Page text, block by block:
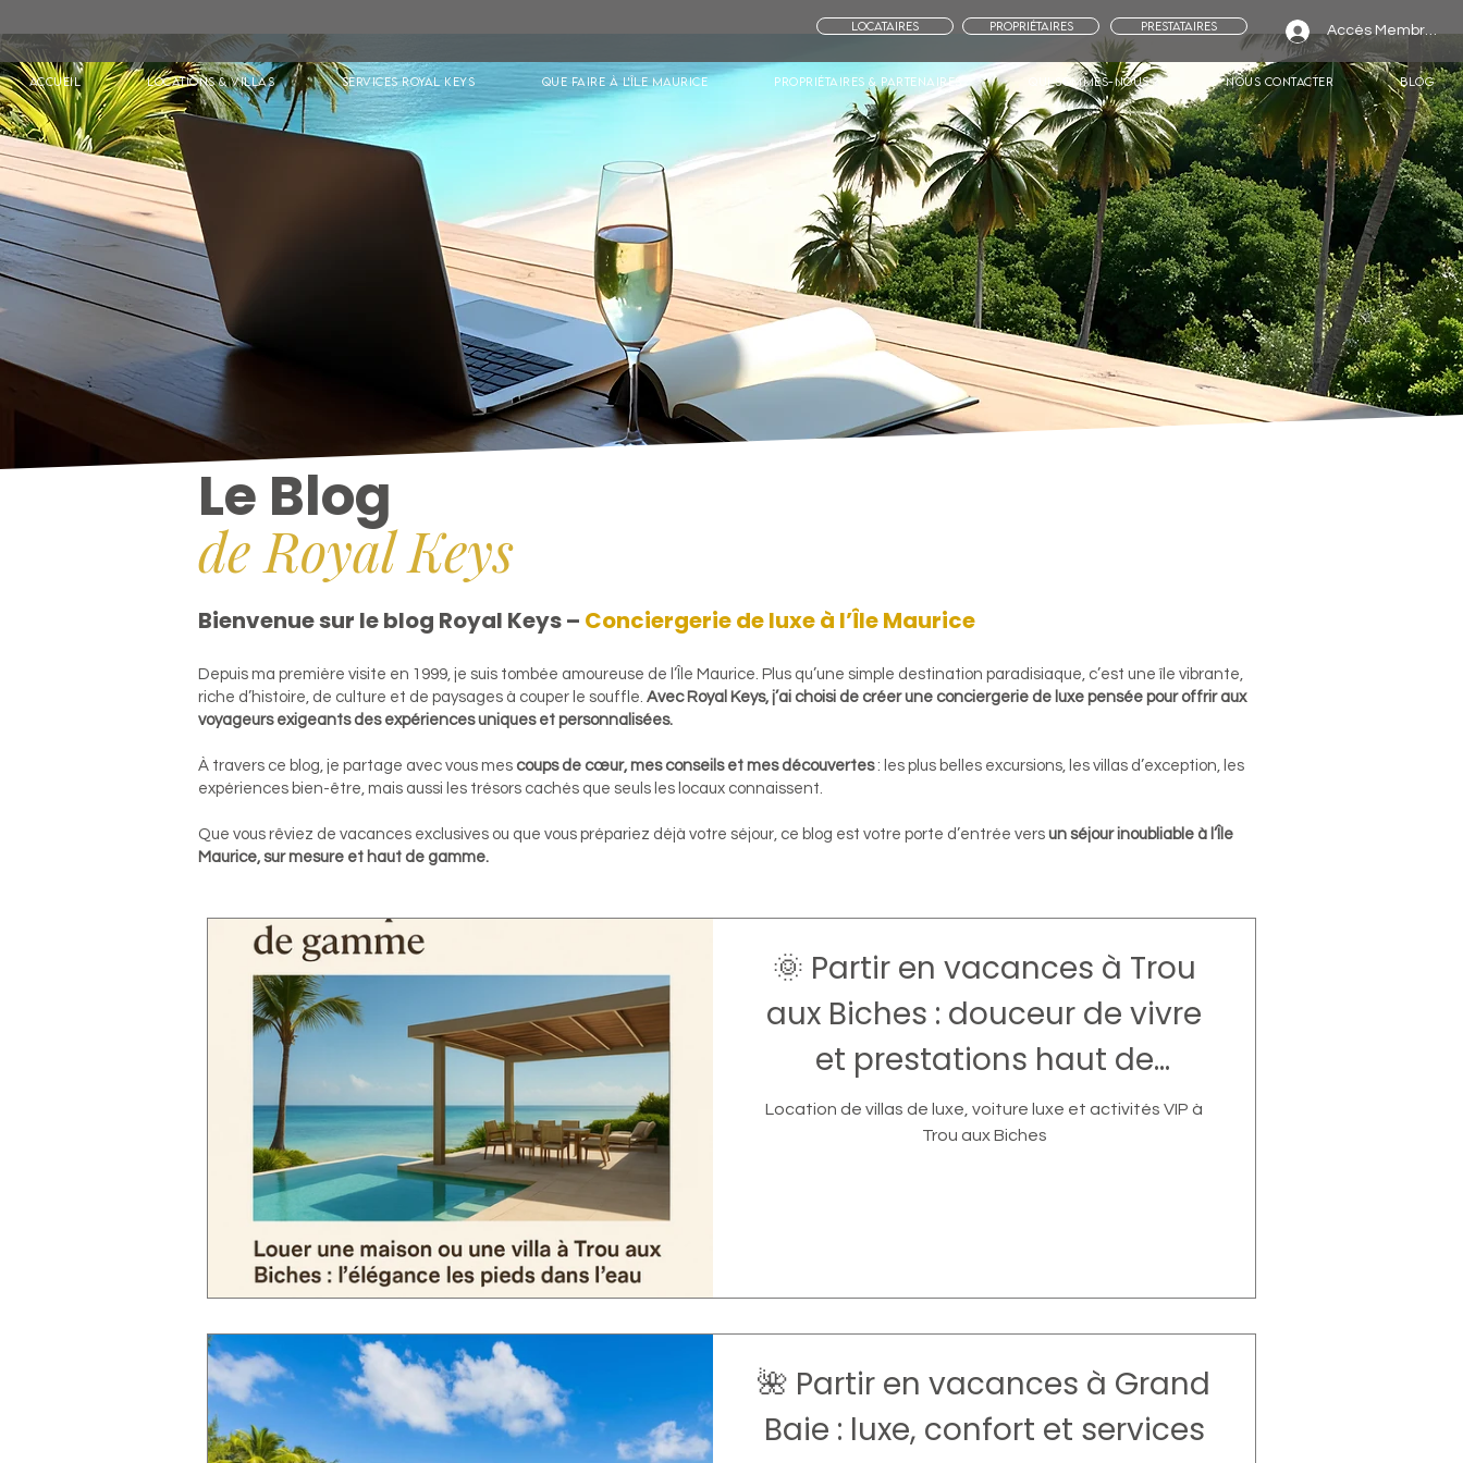
Locataires Propriétaires Prestataires Accès Membres
Accueil Locations & Villas Services Royal Keys Que faire à l'île Maurice Propriétaires & Partenaires Qui sommes-nous ? Nous contacter Blog
Le Blog
de Royal Keys
Bienvenue sur le blog Royal Keys – Conciergerie de luxe à l’Île Maurice
​Depuis ma première visite en 1999, je suis tombée amoureuse de l’Île Maurice. Plus qu’une simple destination paradisiaque, c’est une île vibrante,
riche d’histoire, de culture et de paysages à couper le souffle. Avec Royal Keys, j’ai choisi de créer une conciergerie de luxe pensée pour offrir aux
voyageurs exigeants des expériences uniques et personnalisées.
À travers ce blog, je partage avec vous mes coups de cœur, mes conseils et mes découvertes: les plus belles excursions, les villas d’exception, les
expériences bien-être, mais aussi les trésors cachés que seuls les locaux connaissent.
Que vous rêviez de vacances exclusives ou que vous prépariez déjà votre séjour, ce blog est votre porte d’entrée vers un séjour inoubliable à l’Île
Maurice, sur mesure et haut de gamme.
🌞 Partir en vacances à Trou
aux Biches : douceur de vivre
et prestations haut de
gamme
Location de villas de luxe, voiture luxe et activités VIP à
Trou aux Biches
🌺 Partir en vacances à Grand
Baie : luxe, confort et services